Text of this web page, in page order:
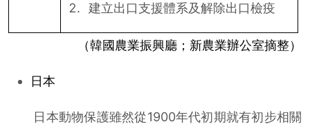
建立出口支援體系及解除出口檢疫
（韓國農業振興廳；新農業辦公室摘整）
日本
日本動物保護雖然從1900年代初期就有初步相關